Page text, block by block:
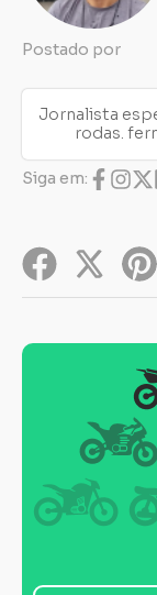
Postado por
Jornalista
rodas.
Siga em: